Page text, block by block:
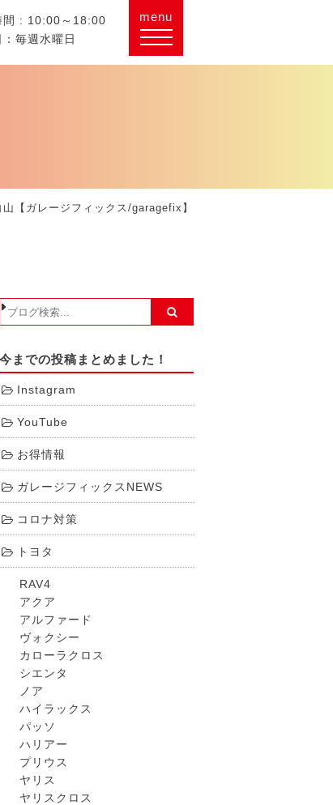
間 : 10:00～18:00
：毎週水曜日
menu
【ガレージフィックス/garagefix】
今までの投稿まとめました！
Instagram
YouTube
お得情報
ガレージフィックスNEWS
コロナ対策
トヨタ
RAV4
アクア
アルファード
ヴォクシー
カローラクロス
シエンタ
ノア
ハイラックス
パッソ
ハリアー
プリウス
ヤリス
ヤリスクロス